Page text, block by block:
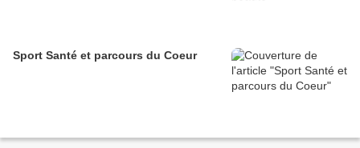
Sport Santé et parcours du Coeur